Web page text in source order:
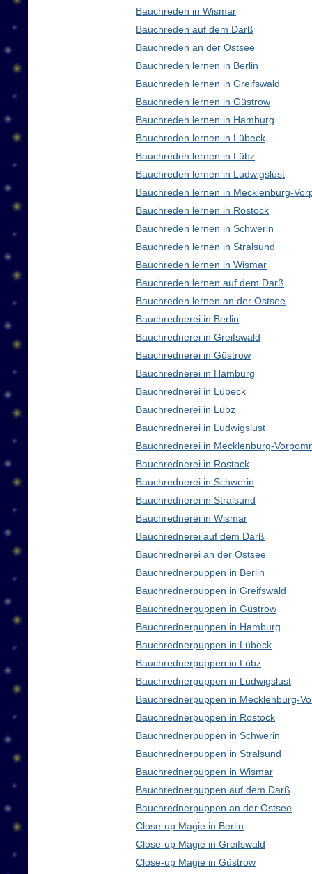
Bauchreden in Wismar
Bauchreden auf dem Darß
Bauchreden an der Ostsee
Bauchreden lernen in Berlin
Bauchreden lernen in Greifswald
Bauchreden lernen in Güstrow
Bauchreden lernen in Hamburg
Bauchreden lernen in Lübeck
Bauchreden lernen in Lübz
Bauchreden lernen in Ludwigslust
Bauchreden lernen in Mecklenburg-
Bauchreden lernen in Rostock
Bauchreden lernen in Schwerin
Bauchreden lernen in Stralsund
Bauchreden lernen in Wismar
Bauchreden lernen auf dem Darß
Bauchreden lernen an der Ostsee
Bauchrednerei in Berlin
Bauchrednerei in Greifswald
Bauchrednerei in Güstrow
Bauchrednerei in Hamburg
Bauchrednerei in Lübeck
Bauchrednerei in Lübz
Bauchrednerei in Ludwigslust
Bauchrednerei in Mecklenburg-
Bauchrednerei in Rostock
Bauchrednerei in Schwerin
Bauchrednerei in Stralsund
Bauchrednerei in Wismar
Bauchrednerei auf dem Darß
Bauchrednerei an der Ostsee
Bauchrednerpuppen in Berlin
Bauchrednerpuppen in Greifswald
Bauchrednerpuppen in Güstrow
Bauchrednerpuppen in Hamburg
Bauchrednerpuppen in Lübeck
Bauchrednerpuppen in Lübz
Bauchrednerpuppen in Ludwigslust
Bauchrednerpuppen in Mecklenburg-
Bauchrednerpuppen in Rostock
Bauchrednerpuppen in Schwerin
Bauchrednerpuppen in Stralsund
Bauchrednerpuppen in Wismar
Bauchrednerpuppen auf dem Darß
Bauchrednerpuppen an der Ostsee
Close-up Magie in Berlin
Close-up Magie in Greifswald
Close-up Magie in Güstrow